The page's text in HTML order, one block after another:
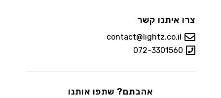
צרו איתנו קשר
contact@lightz.co.il
072-3301560
אהבתם? שתפו אותנו